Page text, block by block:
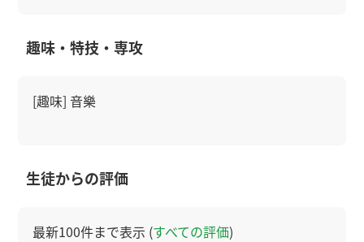
趣味・特技・専攻
[趣味] 音樂
生徒からの評価
最新100件まで表示 (すべての評価)